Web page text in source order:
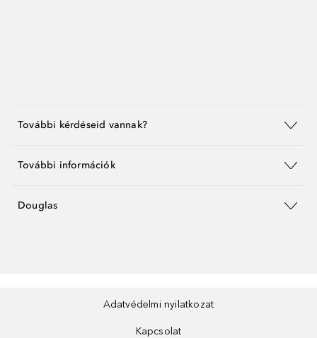
További kérdéseid vannak?
További információk
Douglas
Adatvédelmi nyilatkozat
Kapcsolat